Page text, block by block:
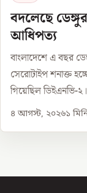
বদলেছে
আধিপত্য
বাংলাদেশে এ বছর
সেরোটাইপ শনাক্ত
গিয়েছিল ডিইএনভি-
৪ আগস্ট, ২০২৬১